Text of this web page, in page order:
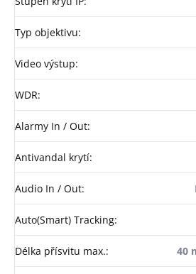
Typ objektivu:
Video výstup:
WDR:
Alarmy In / Out:
Antivandal krytí:
Audio In / Out:
Auto(Smart) Tracking:
Délka přísvitu max.: 40